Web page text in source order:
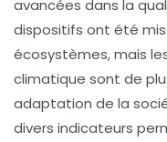
avancées dans la
dispositifs ont été
écosystèmes, mais
climatique sont de
adaptation de la
divers indicateurs